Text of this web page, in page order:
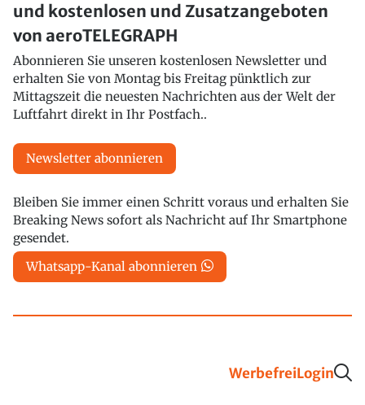
und kostenlosen und Zusatzangeboten
von aeroTELEGRAPH
Abonnieren Sie unseren kostenlosen Newsletter und
erhalten Sie von Montag bis Freitag pünktlich zur
Mittagszeit die neuesten Nachrichten aus der Welt der
Luftfahrt direkt in Ihr Postfach..
Newsletter abonnieren
Bleiben Sie immer einen Schritt voraus und erhalten Sie
Breaking News sofort als Nachricht auf Ihr Smartphone
gesendet.
Whatsapp-Kanal abonnieren
WerbefreiLogin